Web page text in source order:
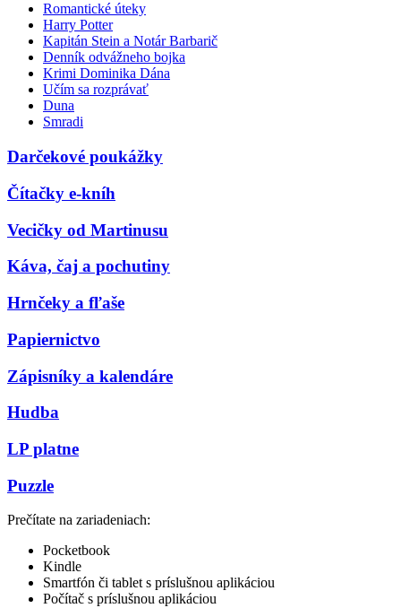
Romantické úteky
Harry Potter
Kapitán Stein a Notár Barbarič
Denník odvážneho bojka
Krimi Dominika Dána
Učím sa rozprávať
Duna
Smradi
Darčekové poukážky
Čítačky e-kníh
Vecičky od Martinusu
Káva, čaj a pochutiny
Hrnčeky a fľaše
Papiernictvo
Zápisníky a kalendáre
Hudba
LP platne
Puzzle
Prečítate na zariadeniach:
Pocketbook
Kindle
Smartfón či tablet s príslušnou aplikáciou
Počítač s príslušnou aplikáciou